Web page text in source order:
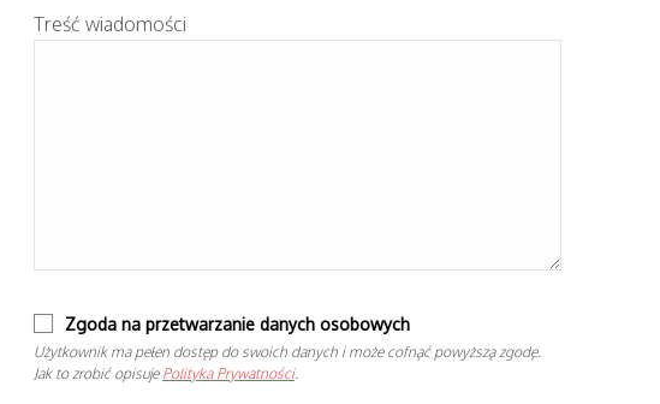
Treść wiadomości
Zgoda na przetwarzanie danych osobowych
Użytkownik ma pełen dostęp do swoich danych i może cofnąć powyższą zgodę.
Jak to zrobić opisuje Polityka Prywatności.